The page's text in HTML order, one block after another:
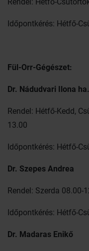
Időpontkérés: Hétfő-
Fül-Orr-Gégészet:
Dr. Nádudvari Ilona ha.
Rendel: Hétfő-Kedd,
13.00
Időpontkérés: Hétfő-
Dr. Szepes Andrea
Rendel: Szerda 08.00-
Időpontkérés: Hétfő-
Dr. Madaras Enikő